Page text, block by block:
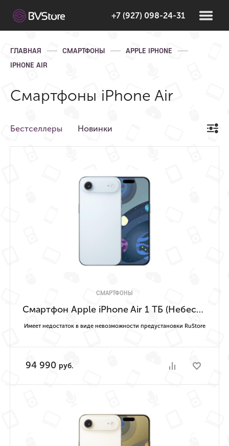
+7 (927) 098-24-31
ГЛАВНАЯ СМАРТФОНЫ
APPLE IPHONE
IPHONE AIR
Смартфоны iPhone Air
Бестселлеры Новинки
СМАРТФОНЫ
Смартфон Apple iPhone Air 1 ТБ (Небесно-голубой | Sky Blue) Имеет недостаток в виде невозможности предустановки RuStore
Имеет недостаток в виде невозможности предустановки RuStore
94 990 руб.